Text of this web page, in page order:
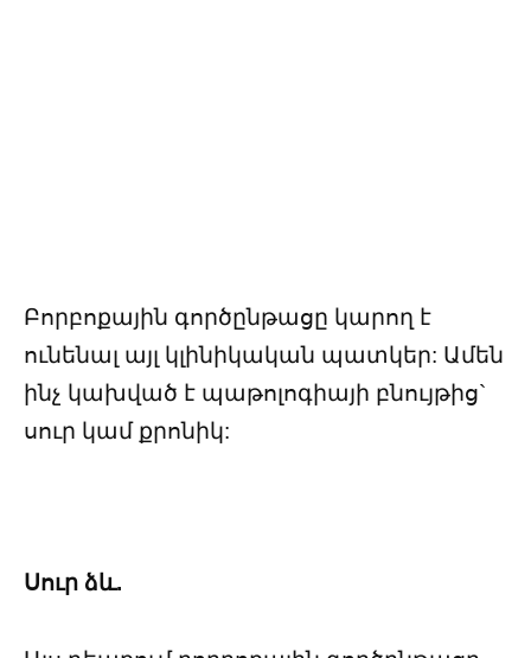
Բորբոքային գործընթացը կարող է
ունենալ այլ կլինիկական պատկեր: Ամեն
ինչ կախված է պաթոլոգիայի բնույթից`
սուր կամ քրոնիկ:
Սուր ձև.